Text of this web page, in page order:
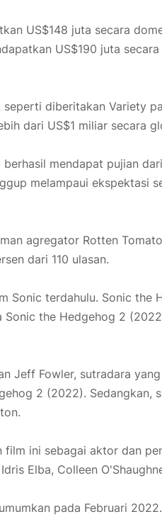
US$148 juta secara
US$190 juta
diberitakan Variety
dari US$1 miliar secara
mendapat pujian
melampaui ekspektasi
agregator Rotten
dari 110 ulasan.
Sonic terdahulu. Sonic the
Sonic the Hedgehog 2
Jeff Fowler, sutradara
2 (2022). Sedangkan,
ini sebagai aktor dan
Elba, Colleen
pada Februari